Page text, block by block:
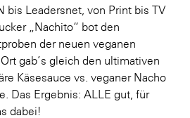
bis Leadersnet, von Print bis TV
„Nachito“ bot den
der neuen veganen
gab’s gleich den ultimativen
Käsesauce vs. veganer Nacho
Das Ergebnis: ALLE gut, für
dabei!